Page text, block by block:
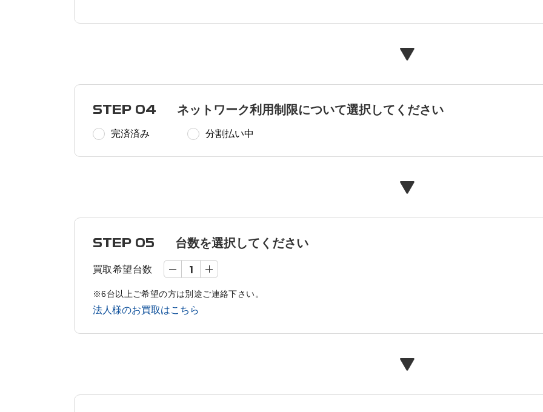
STEP 04 ネットワーク利用制限について選択してください
完済済み 分割払い中
STEP 05 台数を選択してください
買取希望台数
※6台以上ご希望の方は別途ご連絡下さい。
法人様のお買取はこちら